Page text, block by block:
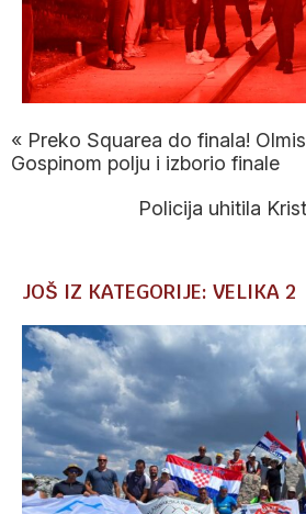
« Preko Squarea do finala!
Gospinom polju i izborio finale
Policija uhitila
JOŠ IZ KATEGORIJE: VELIKA 2